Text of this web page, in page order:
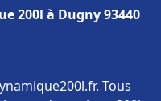
200l à Dugny 93440
Tous